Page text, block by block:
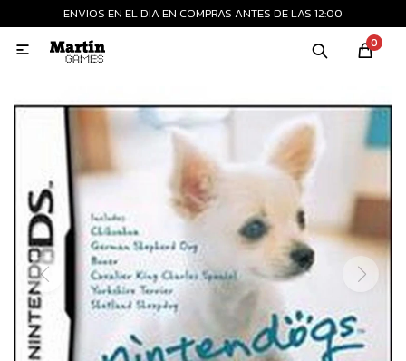
ENVIOS EN EL DIA EN COMPRAS ANTES DE LAS 12:00
0

MI CUENTA
Consolas nuevas
Consolas recertificadas
Juegos
Accesorios